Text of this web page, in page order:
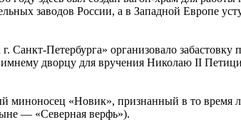
заводов России, а в Западной Европе
Петербурга» организовало
дворцу для вручения Николаю II
миноносец «Новик», признанный в то
— «Северная верфь»).